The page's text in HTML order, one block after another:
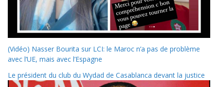
(Vidéo) Nasser Bourita sur LCI: le Maroc n’a pas de problème
avec l’UE, mais avec l’Espagne
Le président du club du Wydad de Casablanca devant la justice